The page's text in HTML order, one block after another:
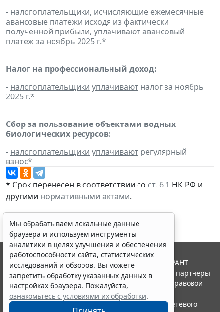
- налогоплательщики, исчисляющие ежемесячные
авансовые платежи исходя из фактически
полученной прибыли, уплачиваютавансовый
платеж за ноябрь 2025 г.*
Налог на профессиональный доход:
- налогоплательщики уплачивают налог за ноябрь
2025 г.*
Сбор за пользование объектами водных
биологических ресурсов:
- налогоплательщики уплачивают регулярный
взнос*
* Срок перенесен в соответствии со ст. 6.1 НК РФ и
другими нормативными актами.
Мы обрабатываем локальные данные
браузера и используем инструменты
аналитики в целях улучшения и обеспечения
работоспособности сайта, статистических
исследований и обзоров. Вы можете
запретить обработку указанных данных в
настройках браузера. Пожалуйста,
ознакомьтесь с условиями их обработки.
© ООО "НПП "ГАРАНТ-СЕРВИС", 2026. Система ГАРАНТ
выпускается с 1990 года. Компания "Гарант" и ее партнеры
являются участниками Российской ассоциации правовой
информации ГАРАНТ.
Портал ГАРАНТ.РУ зарегистрирован в качестве сетевого